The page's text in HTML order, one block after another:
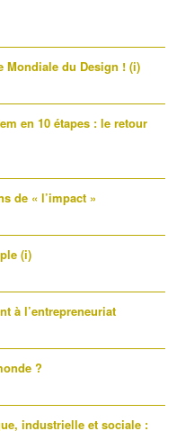
Mondiale du Design ! (i)
en 10 étapes : le retour
de « l’impact »
(i)
à l’entrepreneuriat
?
industrielle et sociale :